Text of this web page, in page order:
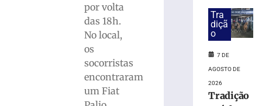
por volta
das 18h.
No local,
os
socorristas
encontraram
um Fiat
parcialmente
mangue
Tra
diçã
o
7 DE
AGOSTO DE
2026
Tradição